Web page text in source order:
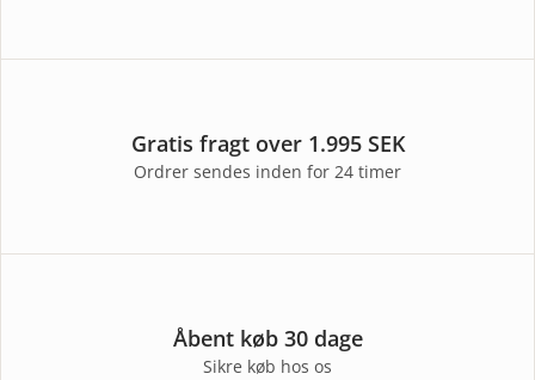
Gratis fragt over 1.995 SEK
Ordrer sendes inden for 24 timer
Åbent køb 30 dage
Sikre køb hos os